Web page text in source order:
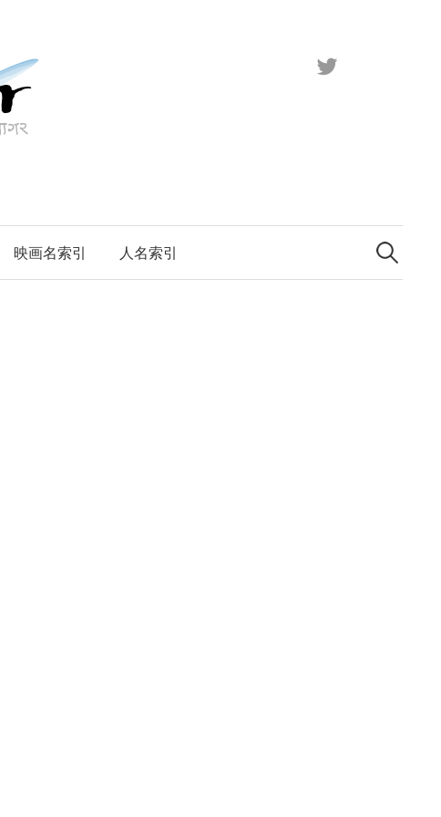
映画名索引 人名索引
検
索: